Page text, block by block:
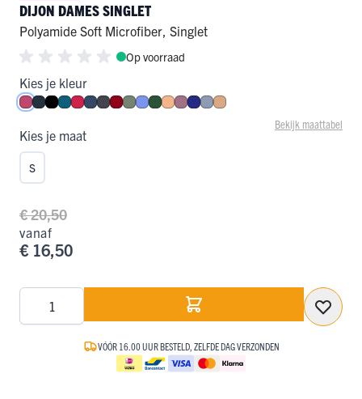
DIJON DAMES SINGLET
Polyamide Soft Microfiber, Singlet
Op voorraad
Kies je kleur
Fuchsia
NavyZwart
Petrol
RoodDonkerblauw
Donkergrijs
Donkerrood
OlijfHemelsblauw
Donkergroen
Perzik
Mauve
Royal Blue
Steel Blue
Cappuccino
Bekijk maattabel
Kies je maat
S
€ 20,50
vanaf
€ 16,50
VÓÓR 16.00 UUR BESTELD, ZELFDE DAG VERZONDEN